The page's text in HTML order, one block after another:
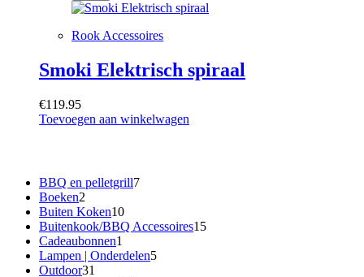
Rook Accessoires
Smoki Elektrisch spiraal
€119.95
Toevoegen aan winkelwagen
BBQ en pelletgrill77
Boeken2
producten
Buiten Koken1010
producten
Buitenkook/BBQ Accessoires1515
Cadeaubonnen1
product
Lampen | Onderdelen55
Outdoor31